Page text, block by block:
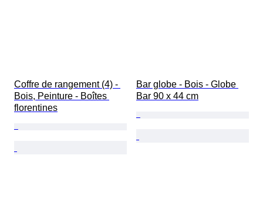
Coffre de rangement (4) -
Bois, Peinture - Boîtes
florentines
Bar globe - Bois - Globe
Bar 90 x 44 cm